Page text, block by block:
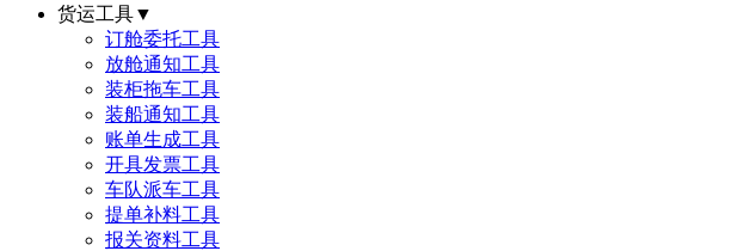
货运工具▼
订舱委托工具
放舱通知工具
装柜拖车工具
装船通知工具
账单生成工具
开具发票工具
车队派车工具
提单补料工具
报关资料工具